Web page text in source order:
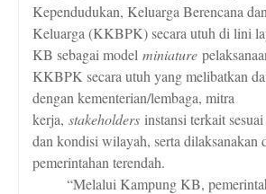
Kependudukan, Keluarga Berencana
Keluarga (KKBPK) secara utuh di lini
KB sebagai model miniature
KKBPK secara utuh yang melibatkan
dengan kementerian/lembaga, mitra
kerja, stakeholders instansi terkait
dan kondisi wilayah, serta dilaksanakan
pemerintahan terendah.
“Melalui Kampung KB,